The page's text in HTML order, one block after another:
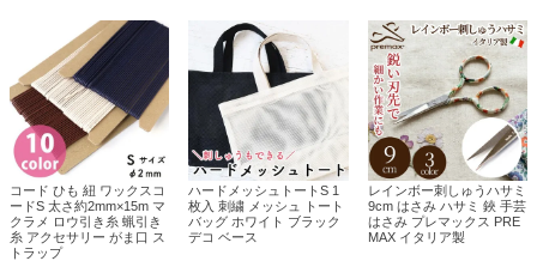
コード ひも 紐 ワックスコ
ードS 太さ約2mm×15m マ
クラメ ロウ引き糸 蝋引き
糸 アクセサリー がま口 ス
トラップ
ハードメッシュトートS 1
枚入 刺繍 メッシュ トート
バッグ ホワイト ブラック
デコ ベース
レインボー刺しゅうハサミ
9cm はさみ ハサミ 鋏 手芸
はさみ プレマックス PRE
MAX イタリア製